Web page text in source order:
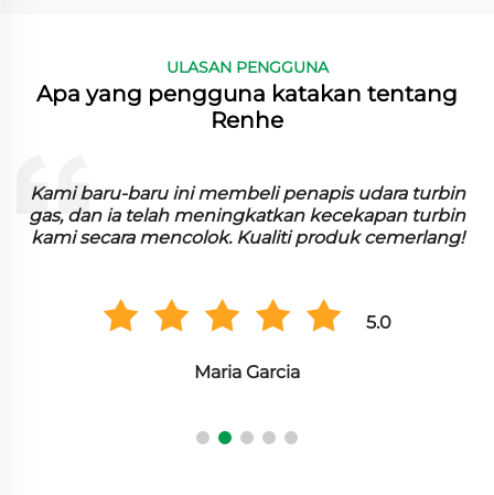
ULASAN PENGGUNA
Apa yang pengguna katakan tentang
Renhe
Kami baru-baru ini membeli penapis udara turbin
gas, dan ia telah meningkatkan kecekapan turbin
kami secara mencolok. Kualiti produk cemerlang!
5.0
Maria Garcia